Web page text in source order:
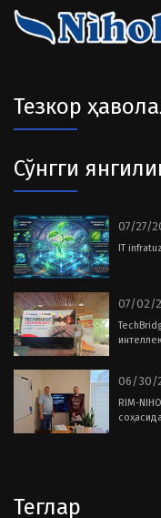
Тезкор
Сўнгги
07/27/
IT
07/02/
06/30/
RIM-
Теглар